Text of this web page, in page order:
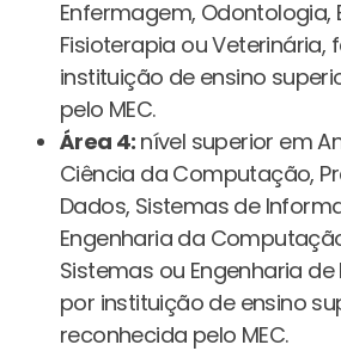
Enfermagem, Odontologia,
Fisioterapia ou Veterinária,
instituição de ensino
pelo MEC.
Área 4: nível superior em
Ciência da Computação,
Dados, Sistemas de
Engenharia da
Sistemas ou Engenharia
por instituição de ensino
reconhecida pelo MEC.